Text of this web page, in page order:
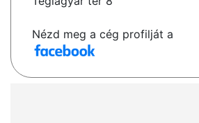
Nézd meg a cég profilját a